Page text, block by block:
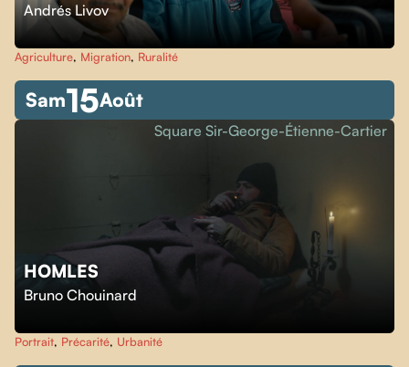
Andrés Livov
Agriculture, Migration, Ruralité
Sam15Août
HOMLES
Bruno Chouinard
Square Sir-George-Étienne-Cartier
Portrait, Précarité, Urbanité